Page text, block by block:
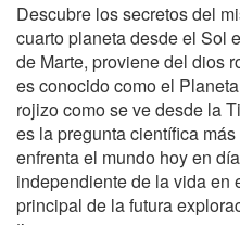
Descubre los secretos del
cuarto planeta desde el Sol
de Marte, proviene del dios
es conocido como el
rojizo como se ve desde la
es la pregunta científica
enfrenta el mundo hoy en
independiente de la vida en
principal de la futura